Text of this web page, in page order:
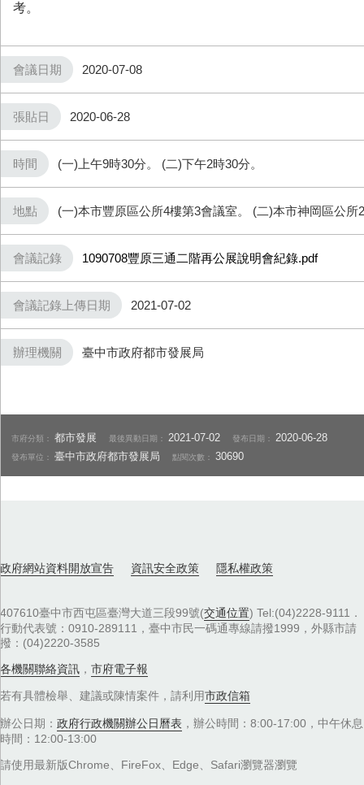
考。
會議日期 2020-07-08
張貼日 2020-06-28
時間 (一)上午9時30分。 (二)下午2時30分。
地點 (一)本市豐原區公所4樓第3會議室。 (二)本市神岡區公所
會議記錄 1090708豐原三通二階再公展說明會紀錄.pdf
會議記錄上傳日期 2021-07-02
辦理機關 臺中市政府都市發展局
市府分類：都市發展 最後異動日期： 2021-07-02 發布日期： 2020-06-28
發布單位：臺中市政府都市發展局 點閱次數：30690
政府網站資料開放宣告 資訊安全政策 隱私權政策
407610臺中市西屯區臺灣大道三段99號(交通位置) Tel:(04)2228-9111．
行動代表號：0910-289111，臺中市民一碼通專線請撥1999，外縣市請
撥：(04)2220-3585
各機關聯絡資訊 ， 市府電子報
若有具體檢舉、建議或陳情案件，請利用市政信箱
辦公日期： 政府行政機關辦公日曆表 ，辦公時間：8:00-17:00，中午休息
時間：12:00-13:00
請使用最新版Chrome、FireFox、Edge、Safari瀏覽器瀏覽